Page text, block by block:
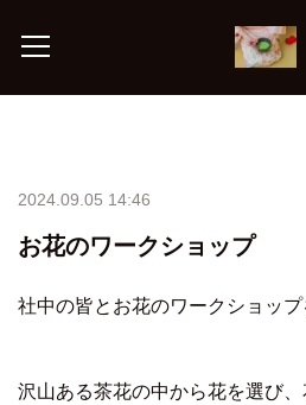
2024.09.05 14:46
お花のワークショップ
社中の皆とお花のワークショップ
沢山ある茶花の中から花を選び